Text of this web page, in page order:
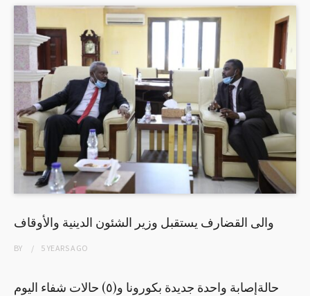
والى القضارف يستقبل وزير الشئون الدينية والأوقاف
BY 5 YEARSAGO
حالةإصابة واحدة جديدة بكورونا و(٥) حالات شفاء اليوم